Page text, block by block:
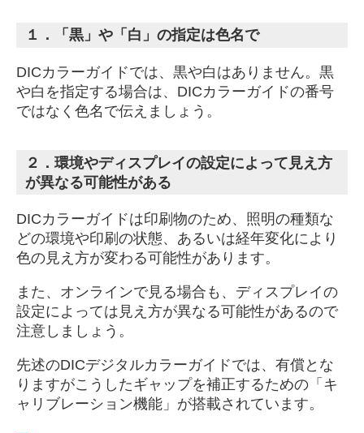
１．「黒」や「白」の指定は色名で
DICカラーガイドでは、黒や白はありません。黒
や白を指定する場合は、DICカラーガイドの番号
ではなく色名で伝えましょう。
２．環境やディスプレイの設定によって見え方
が異なる可能性がある
DICカラーガイドは印刷物のため、照明の種類な
どの環境や印刷の状態、あるいは経年変化により
色の見え方が変わる可能性があります。
また、オンラインで見る場合も、ディスプレイの
設定によっては見え方が異なる可能性があるので
注意しましょう。
先述のDICデジタルカラーガイドでは、有償とな
りますがこうしたギャップを補正するための「キ
ャリブレーション機能」が搭載されています。